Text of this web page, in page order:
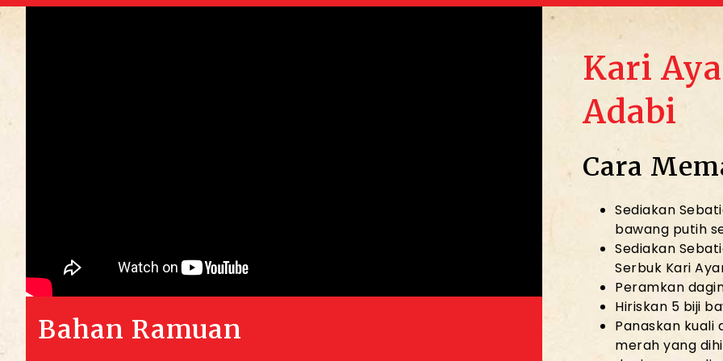
Bahan Ramuan
Kari
Adabi
Cara
Sediakan
bawang putih
Sediakan
Serbuk Kari
Peramkan
Hiriskan 5 biji
Panaskan kuali
merah yang